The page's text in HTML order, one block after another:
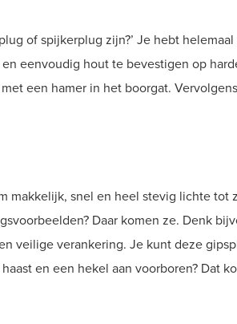
of spijkerplug zijn?’ Je hebt
eenvoudig hout te bevestigen op
een hamer in het boorgat.
makkelijk, snel en heel stevig lichte
Daar komen ze. Denk
veilige verankering. Je kunt deze
en een hekel aan voorboren? Dat